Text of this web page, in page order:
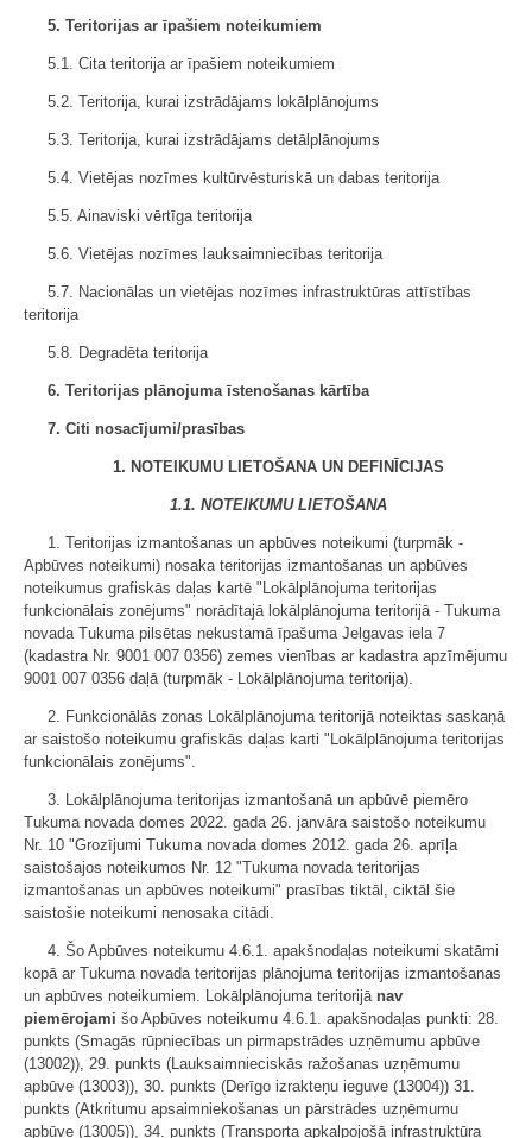
5. Teritorijas ar īpašiem noteikumiem
5.1. Cita teritorija ar īpašiem noteikumiem
5.2. Teritorija, kurai izstrādājams lokālplānojums
5.3. Teritorija, kurai izstrādājams detālplānojums
5.4. Vietējas nozīmes kultūrvēsturiskā un dabas teritorija
5.5. Ainaviski vērtīga teritorija
5.6. Vietējas nozīmes lauksaimniecības teritorija
5.7. Nacionālas un vietējas nozīmes infrastruktūras attīstības
teritorija
5.8. Degradēta teritorija
6. Teritorijas plānojuma īstenošanas kārtība
7. Citi nosacījumi/prasības
1. NOTEIKUMU LIETOŠANA UN DEFINĪCIJAS
1.1. NOTEIKUMU LIETOŠANA
1. Teritorijas izmantošanas un apbūves noteikumi (turpmāk -
Apbūves noteikumi) nosaka teritorijas izmantošanas un apbūves
noteikumus grafiskās daļas kartē "Lokālplānojuma teritorijas
funkcionālais zonējums" norādītajā lokālplānojuma teritorijā - Tukuma
novada Tukuma pilsētas nekustamā īpašuma Jelgavas iela 7
(kadastra Nr. 9001 007 0356) zemes vienības ar kadastra apzīmējumu
9001 007 0356 daļā (turpmāk - Lokālplānojuma teritorija).
2. Funkcionālās zonas Lokālplānojuma teritorijā noteiktas saskaņā
ar saistošo noteikumu grafiskās daļas karti "Lokālplānojuma teritorijas
funkcionālais zonējums".
3. Lokālplānojuma teritorijas izmantošanā un apbūvē piemēro
Tukuma novada domes 2022. gada 26. janvāra saistošo noteikumu
Nr. 10 "Grozījumi Tukuma novada domes 2012. gada 26. aprīļa
saistošajos noteikumos Nr. 12 "Tukuma novada teritorijas
izmantošanas un apbūves noteikumi" prasības tiktāl, ciktāl šie
saistošie noteikumi nenosaka citādi.
4. Šo Apbūves noteikumu 4.6.1. apakšnodaļas noteikumi skatāmi
kopā ar Tukuma novada teritorijas plānojuma teritorijas izmantošanas
un apbūves noteikumiem. Lokālplānojuma teritorijā nav
piemērojami šo Apbūves noteikumu 4.6.1. apakšnodaļas punkti: 28.
punkts (Smagās rūpniecības un pirmapstrādes uzņēmumu apbūve
(13002)), 29. punkts (Lauksaimnieciskās ražošanas uzņēmumu
apbūve (13003)), 30. punkts (Derīgo izrakteņu ieguve (13004)) 31.
punkts (Atkritumu apsaimniekošanas un pārstrādes uzņēmumu
apbūve (13005)), 34. punkts (Transporta apkalpojošā infrastruktūra